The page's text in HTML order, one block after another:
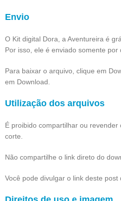
Envio
O Kit digital Dora, a Aventureira é
Por isso, ele é enviado somente por
Para baixar o arquivo, clique em
em Download.
Utilização dos arquivos
É proibido compartilhar ou revender
corte.
Não compartilhe o link direto do
Você pode divulgar o link deste post